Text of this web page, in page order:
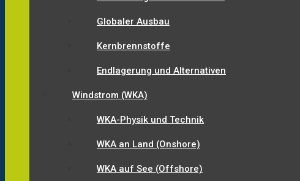
Globaler Ausbau
Kernbrennstoffe
Endlagerung und Alternativen
Windstrom (WKA)
WKA-Physik und Technik
WKA an Land (Onshore)
WKA auf See (Offshore)